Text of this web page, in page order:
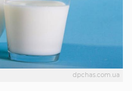
dpchas.com.ua